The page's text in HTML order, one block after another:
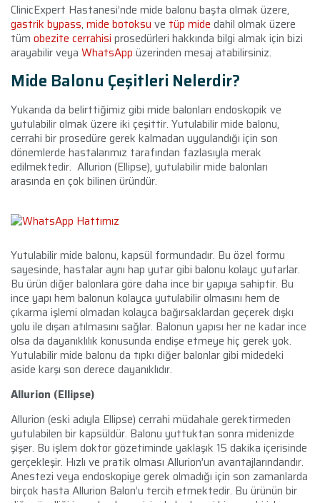
ClinicExpert Hastanesi’nde mide balonu başta olmak üzere,
gastrik bypass, mide botoksu ve tüp mide dahil olmak üzere
tüm obezite cerrahisi prosedürleri hakkında bilgi almak için bizi
arayabilir veya WhatsApp üzerinden mesaj atabilirsiniz.
Mide Balonu Çeşitleri Nelerdir?
Yukarıda da belirttiğimiz gibi mide balonları endoskopik ve
yutulabilir olmak üzere iki çeşittir. Yutulabilir mide balonu,
cerrahi bir prosedüre gerek kalmadan uygulandığı için son
dönemlerde hastalarımız tarafından fazlasıyla merak
edilmektedir. Allurion (Ellipse), yutulabilir mide balonları
arasında en çok bilinen üründür.
Yutulabilir mide balonu, kapsül formundadır. Bu özel formu
sayesinde, hastalar aynı hap yutar gibi balonu kolayc yutarlar.
Bu ürün diğer balonlara göre daha ince bir yapıya sahiptir. Bu
ince yapı hem balonun kolayca yutulabilir olmasını hem de
çıkarma işlemi olmadan kolayca bağırsaklardan geçerek dışkı
yolu ile dışarı atılmasını sağlar. Balonun yapısı her ne kadar ince
olsa da dayanıklılık konusunda endişe etmeye hiç gerek yok.
Yutulabilir mide balonu da tıpkı diğer balonlar gibi midedeki
aside karşı son derece dayanıklıdır.
Allurion (Ellipse)
Allurion (eski adıyla Ellipse) cerrahi müdahale gerektirmeden
yutulabilen bir kapsüldür. Balonu yuttuktan sonra midenizde
şişer. Bu işlem doktor gözetiminde yaklaşık 15 dakika içerisinde
gerçekleşir. Hızlı ve pratik olması Allurion’un avantajlarındandır.
Anestezi veya endoskopiye gerek olmadığı için son zamanlarda
birçok hasta Allurion Balon’u tercih etmektedir. Bu ürünün bir